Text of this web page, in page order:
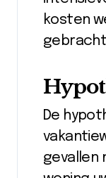
kosten
De
gevallen